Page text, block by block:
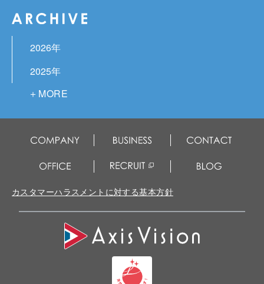
2026年
2025年
2024年
2023年
2022年
2021年
2020年
2019年
カスタマーハラスメントに対する基本方針